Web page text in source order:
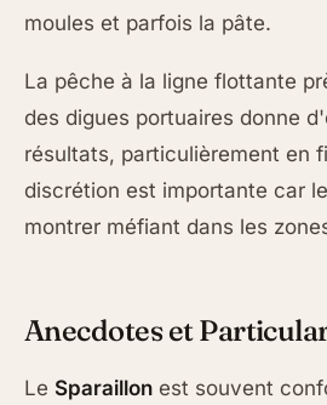
moules et parfois la pâte.
La pêche à la ligne flottante
des digues portuaires donne
résultats, particulièrement en
discrétion est importante car
montrer méfiant dans les
Anecdotes et
Le Sparaillon est souvent